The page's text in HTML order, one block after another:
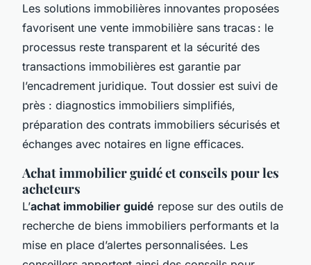
Les solutions immobilières innovantes proposées
favorisent une vente immobilière sans tracas : le
processus reste transparent et la sécurité des
transactions immobilières est garantie par
l’encadrement juridique. Tout dossier est suivi de
près : diagnostics immobiliers simplifiés,
préparation des contrats immobiliers sécurisés et
échanges avec notaires en ligne efficaces.
Achat immobilier guidé et conseils pour les
acheteurs
L’achat immobilier guidé repose sur des outils de
recherche de biens immobiliers performants et la
mise en place d’alertes personnalisées. Les